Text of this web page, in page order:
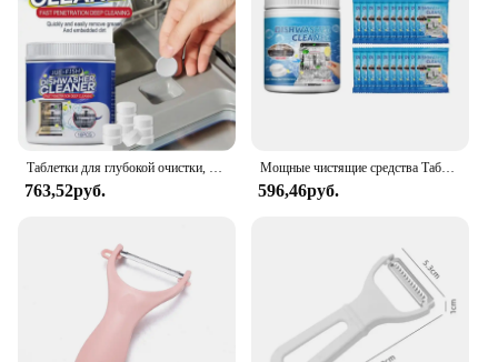
Таблетки для глубокой очистки, посудомоечная машина, очиститель, сильное удаление пятен от масла, удаление пятен, моющее средство, кухонная посудомоечная машина, чистящие принадлежности
763,52руб.
Мощные чистящие средства Таблетки для посудомоечной машины оставляют запах свежести Глубокая очистка
596,46руб.